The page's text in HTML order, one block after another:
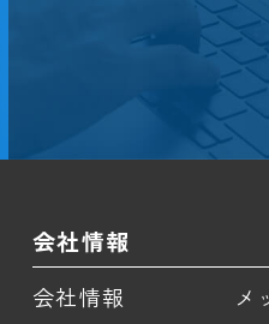
新規のご提案を行うほ
会社情報
会社情報
メ